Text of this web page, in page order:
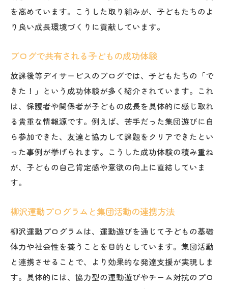
を高めています。こうした取り組みが、子どもたちのよ
り良い成長環境づくりに貢献しています。
ブログで共有される子どもの成功体験
放課後等デイサービスのブログでは、子どもたちの「で
きた！」という成功体験が多く紹介されています。これ
は、保護者や関係者が子どもの成長を具体的に感じ取れ
る貴重な情報源です。例えば、苦手だった集団遊びに自
ら参加できた、友達と協力して課題をクリアできたとい
った事例が挙げられます。こうした成功体験の積み重ね
が、子どもの自己肯定感や意欲の向上に直結していま
す。
柳沢運動プログラムと集団活動の連携方法
柳沢運動プログラムは、運動遊びを通じて子どもの基礎
体力や社会性を養うことを目的としています。集団活動
と連携させることで、より効果的な発達支援が実現しま
す。具体的には、協力型の運動遊びやチーム対抗のプロ